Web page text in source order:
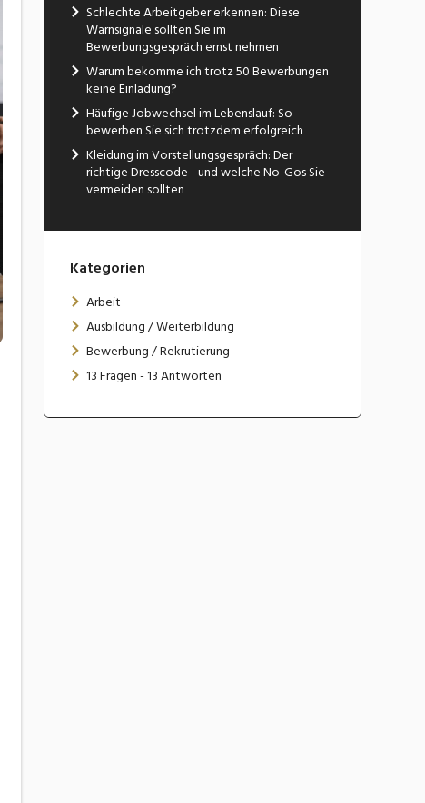
Schlechte Arbeitgeber erkennen: Diese
Warnsignale sollten Sie im
Bewerbungsgespräch ernst nehmen
Warum bekomme ich trotz 50 Bewerbungen
keine Einladung?
Häufige Jobwechsel im Lebenslauf: So
bewerben Sie sich trotzdem erfolgreich
Kleidung im Vorstellungsgespräch: Der
richtige Dresscode - und welche No-Gos Sie
vermeiden sollten
Kategorien
Arbeit
Ausbildung / Weiterbildung
Bewerbung / Rekrutierung
13 Fragen - 13 Antworten